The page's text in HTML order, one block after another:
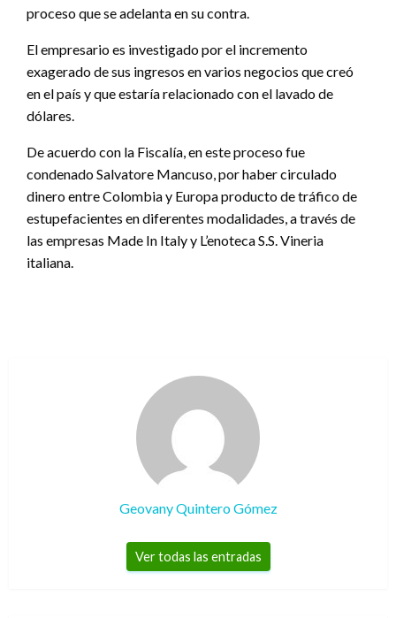
proceso que se adelanta en su contra.
El empresario es investigado por el incremento
exagerado de sus ingresos en varios negocios que creó
en el país y que estaría relacionado con el lavado de
dólares.
De acuerdo con la Fiscalía, en este proceso fue
condenado Salvatore Mancuso, por haber circulado
dinero entre Colombia y Europa producto de tráfico de
estupefacientes en diferentes modalidades, a través de
las empresas Made In Italy y L’enoteca S.S. Vineria
italiana.
Geovany Quintero Gómez
Ver todas las entradas